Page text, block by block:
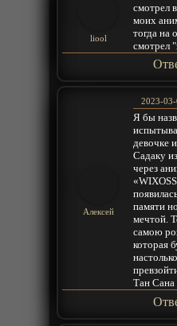
liool
смотрел
моих
тогда на
смотрел
Алексей
2023-
Я бы
девочке
Садаку
через
памяти
мечтой.
самою
которая
Тан